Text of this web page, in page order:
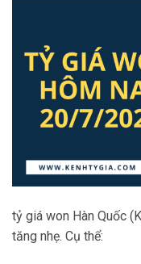
tỷ giá won Hàn Quốc
tăng nhẹ. Cụ thể: